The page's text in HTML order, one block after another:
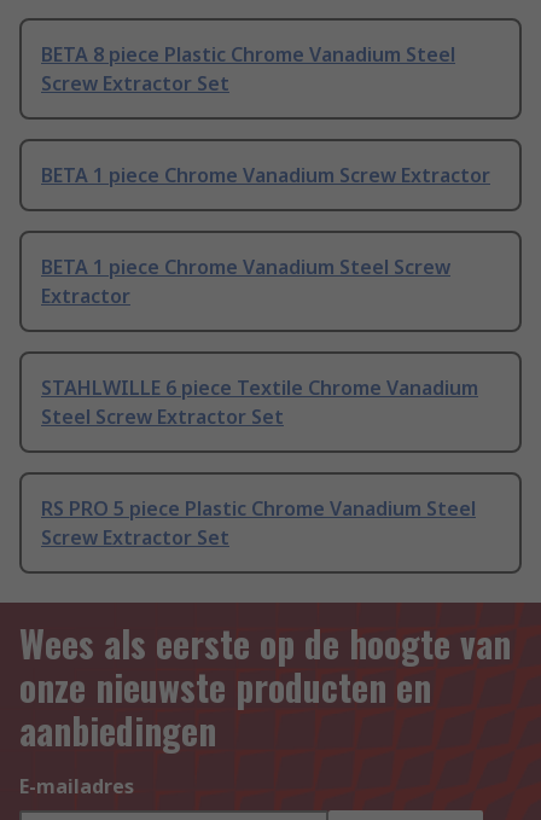
BETA 8 piece Plastic Chrome Vanadium Steel
Screw Extractor Set
BETA 1 piece Chrome Vanadium Screw Extractor
BETA 1 piece Chrome Vanadium Steel Screw
Extractor
STAHLWILLE 6 piece Textile Chrome Vanadium
Steel Screw Extractor Set
RS PRO 5 piece Plastic Chrome Vanadium Steel
Screw Extractor Set
Wees als eerste op de hoogte van
onze nieuwste producten en
aanbiedingen
E-mailadres